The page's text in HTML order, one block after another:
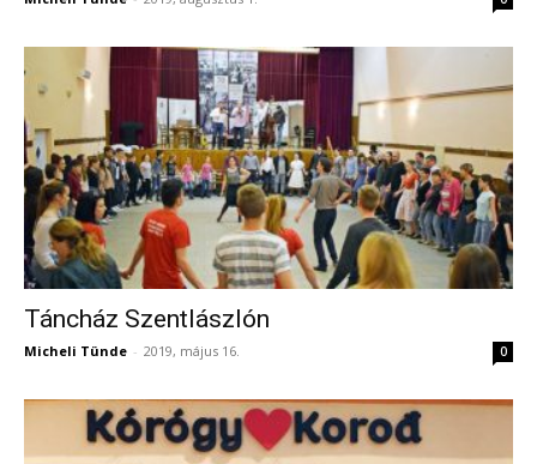
Táncház Szentlászlón
Micheli Tünde - 2019, május 16. 0